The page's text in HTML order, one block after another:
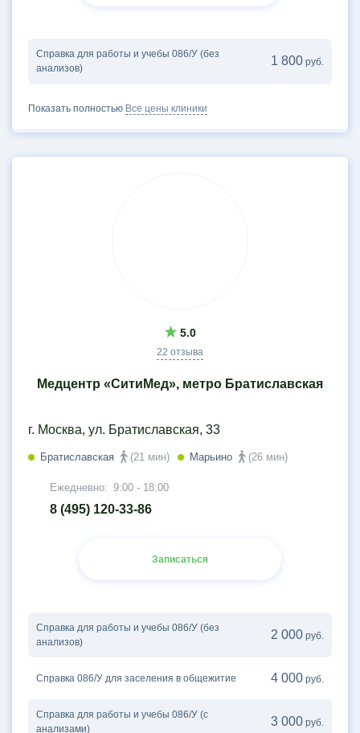
Справка для работы и учебы 086/У (без
анализов)
1 800 руб.
Показать полностью Все цены клиники
5.0
22 отзыва
Медцентр «СитиМед», метро Братиславская
г. Москва, ул. Братиславская, 33
Братиславская (21 мин) Марьино (26 мин)
Ежедневно: 9:00 - 18:00
8 (495) 120-33-86
Записаться
Справка для работы и учебы 086/У (без
анализов)
2 000 руб.
Справка 086/У для заселения в общежитие 4 000 руб.
Справка для работы и учебы 086/У (с
анализами)
3 000 руб.